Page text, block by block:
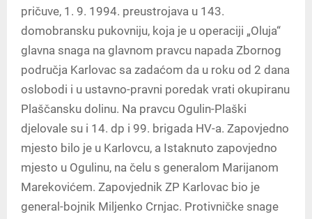
pričuve, 1. 9. 1994. preustrojava u 143.
domobransku pukovniju, koja je u operaciji „Oluja“
glavna snaga na glavnom pravcu napada Zbornog
područja Karlovac sa zadaćom da u roku od 2 dana
oslobodi i u ustavno-pravni poredak vrati okupiranu
Plaščansku dolinu. Na pravcu Ogulin-Plaški
djelovale su i 14. dp i 99. brigada HV-a. Zapovjedno
mjesto bilo je u Karlovcu, a Istaknuto zapovjedno
mjesto u Ogulinu, na čelu s generalom Marijanom
Marekovićem. Zapovjednik ZP Karlovac bio je
general-bojnik Miljenko Crnjac. Protivničke snage